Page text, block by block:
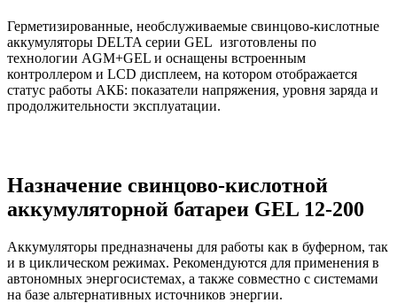
Герметизированные, необслуживаемые свинцово-кислотные
аккумуляторы DELTA серии GEL изготовлены по
технологии AGM+GEL и оснащены встроенным
контроллером и LCD дисплеем, на котором отображается
статус работы АКБ: показатели напряжения, уровня заряда и
продолжительности эксплуатации.
Назначение свинцово-кислотной
аккумуляторной батареи GEL 12-200
Аккумуляторы предназначены для работы как в буферном, так
и в циклическом режимах. Рекомендуются для применения в
автономных энергосистемах, а также совместно с системами
на базе альтернативных источников энергии.